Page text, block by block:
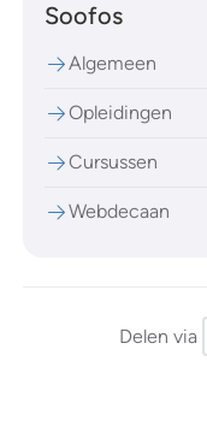
Soofos
Algemeen
Opleidingen
Cursussen
Webdecaan
Delen via